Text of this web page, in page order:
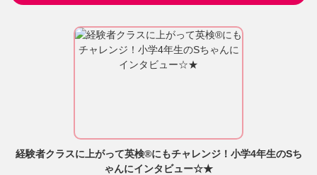
経験者クラスに上がって英検®にもチャレンジ！小学4年生のSち
ゃんにインタビュー☆★